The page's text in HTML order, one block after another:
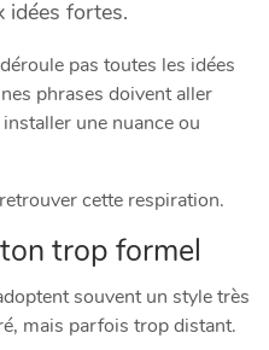
idées fortes.
pas toutes les idées
phrases doivent aller
une nuance ou
cette respiration.
trop formel
souvent un style très
mais parfois trop distant.